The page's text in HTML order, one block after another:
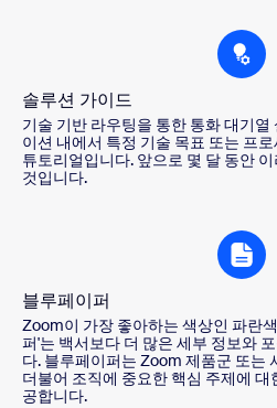
솔루션 가이드
기술 기반 라우팅을 통한 통화 대기
이션 내에서 특정 기술 목표 또는 프
튜토리얼입니다. 앞으로 몇 달 동안
것입니다.
블루페이퍼
Zoom이 가장 좋아하는 색상인 파란
퍼'는 백서보다 더 많은 세부 정보와
다. 블루페이퍼는 Zoom 제품군 또는
더불어 조직에 중요한 핵심 주제에
공합니다.